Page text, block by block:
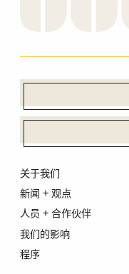
关于我们
新闻 + 观点
人员 + 合作伙伴
我们的影响
程序